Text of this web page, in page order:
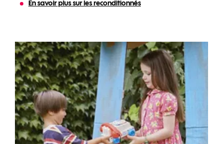
En savoir plus sur les reconditionnés